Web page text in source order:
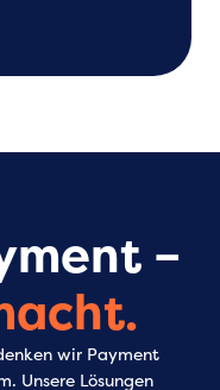
–
wir Payment
Unsere Lösungen